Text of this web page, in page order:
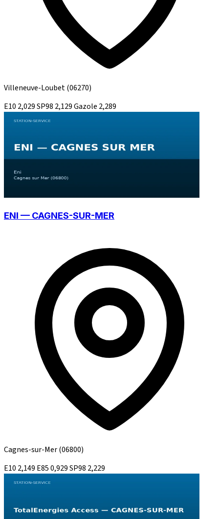
Villeneuve-Loubet(06270)
E10 2,029SP98 2,129Gazole 2,289
ENI — CAGNES-SUR-MER
Cagnes-sur-Mer(06800)
E10 2,149 E850,929SP98 2,229